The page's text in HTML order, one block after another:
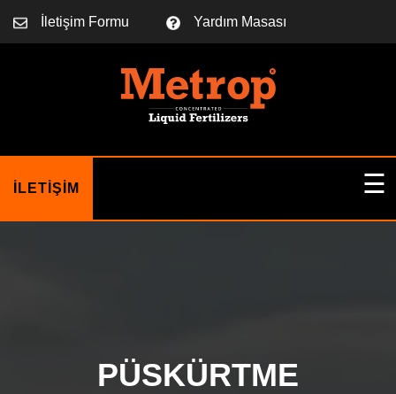
İletişim Formu Yardım Masası
☰
İLETIŞIM
PÜSKÜRTME